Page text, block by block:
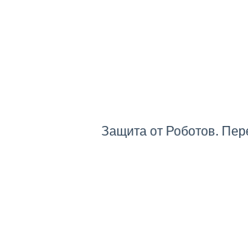
Защита от Роботов.